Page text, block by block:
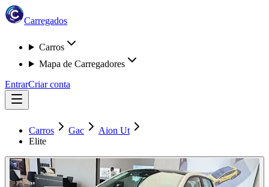
Carregados
Carros
Mapa de Carregadores
EntrarCriar conta
Carros Gac
Aion Ut
Elite